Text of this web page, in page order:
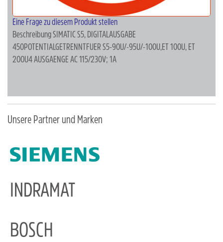
Eine Frage zu diesem Produkt stellen
BeschreibungSIMATIC S5, DIGITALAUSGABE
450POTENTIALGETRENNTFUER S5-90U/-95U/-100U,ET 100U, ET
200U4 AUSGAENGE AC 115/230V; 1A
Unsere Partner und Marken
INDRAMAT
BOSCH